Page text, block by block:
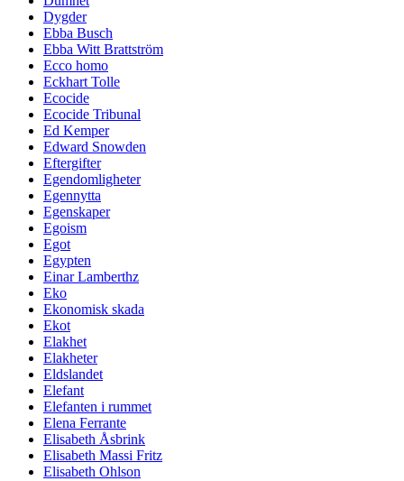
Dygder
Ebba Busch
Ebba Witt Brattström
Ecco homo
Eckhart Tolle
Ecocide
Ecocide Tribunal
Ed Kemper
Edward Snowden
Eftergifter
Egendomligheter
Egennytta
Egenskaper
Egoism
Egot
Egypten
Einar Lamberthz
Eko
Ekonomisk skada
Ekot
Elakhet
Elakheter
Eldslandet
Elefant
Elefanten i rummet
Elena Ferrante
Elisabeth Åsbrink
Elisabeth Massi Fritz
Elisabeth Ohlson